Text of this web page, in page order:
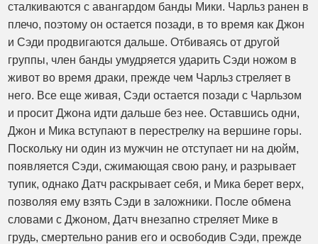
сталкиваются с авангардом банды Мики. Чарльз ранен в
плечо, поэтому он остается позади, в то время как Джон
и Сэди продвигаются дальше. Отбиваясь от другой
группы, член банды умудряется ударить Сэди ножом в
живот во время драки, прежде чем Чарльз стреляет в
него. Все еще живая, Сэди остается позади с Чарльзом
и просит Джона идти дальше без нее. Оставшись одни,
Джон и Мика вступают в перестрелку на вершине горы.
Поскольку ни один из мужчин не отступает ни на дюйм,
появляется Сэди, сжимающая свою рану, и разрывает
тупик, однако Датч раскрывает себя, и Мика берет верх,
позволяя ему взять Сэди в заложники. После обмена
словами с Джоном, Датч внезапно стреляет Мике в
грудь, смертельно ранив его и освободив Сэди, прежде